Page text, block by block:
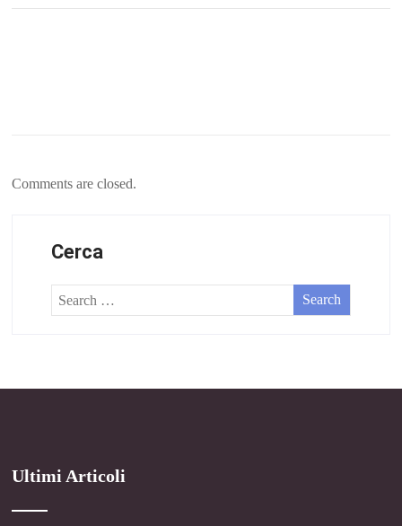
Comments are closed.
Cerca
Ultimi Articoli